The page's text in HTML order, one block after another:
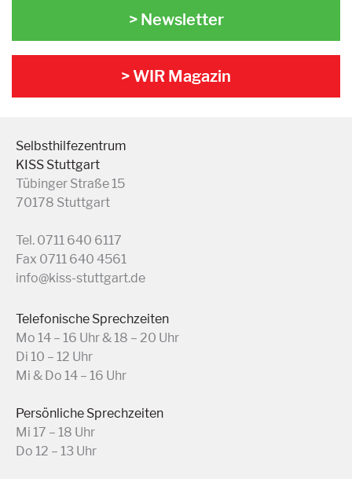
> Newsletter
> WIR Magazin
Selbsthilfezentrum
KISS Stuttgart
Tübinger Straße 15
70178 Stuttgart
Tel. 0711 640 6117
Fax 0711 640 4561
info@kiss-stuttgart.de
Telefonische Sprechzeiten
Mo 14 – 16 Uhr & 18 – 20 Uhr
Di 10 – 12 Uhr
Mi & Do 14 – 16 Uhr
Persönliche Sprechzeiten
Mi 17 – 18 Uhr
Do 12 – 13 Uhr